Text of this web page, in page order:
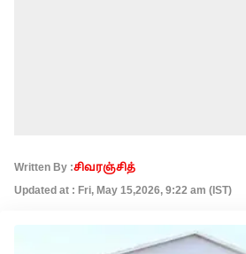
Written By :சிவரஞ்சித்
Updated at : Fri, May 15,2026, 9:22 am (IST)